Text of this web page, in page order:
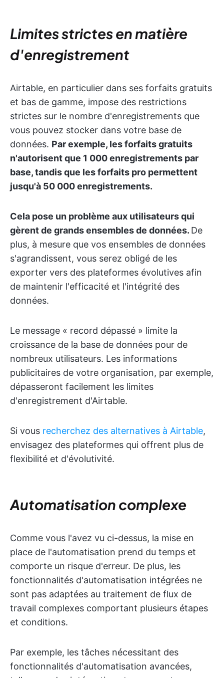
Limites strictes en matière
d'enregistrement
Airtable, en particulier dans ses forfaits gratuits
et bas de gamme, impose des restrictions
strictes sur le nombre d'enregistrements que
vous pouvez stocker dans votre base de
données. Par exemple, les forfaits gratuits
n'autorisent que 1 000 enregistrements par
base, tandis que les forfaits pro permettent
jusqu'à 50 000 enregistrements.
Cela pose un problème aux utilisateurs qui
gèrent de grands ensembles de données. De
plus, à mesure que vos ensembles de données
s'agrandissent, vous serez obligé de les
exporter vers des plateformes évolutives afin
de maintenir l'efficacité et l'intégrité des
données.
Le message « record dépassé » limite la
croissance de la base de données pour de
nombreux utilisateurs. Les informations
publicitaires de votre organisation, par exemple,
dépasseront facilement les limites
d'enregistrement d'Airtable.
Si vous recherchez des alternatives à Airtable,
envisagez des plateformes qui offrent plus de
flexibilité et d'évolutivité.
Automatisation complexe
Comme vous l'avez vu ci-dessus, la mise en
place de l'automatisation prend du temps et
comporte un risque d'erreur. De plus, les
fonctionnalités d'automatisation intégrées ne
sont pas adaptées au traitement de flux de
travail complexes comportant plusieurs étapes
et conditions.
Par exemple, les tâches nécessitant des
fonctionnalités d'automatisation avancées,